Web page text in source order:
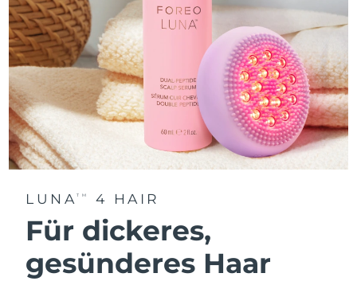
LUNATM 4 HAIR
Für dickeres,
gesünderes Haar